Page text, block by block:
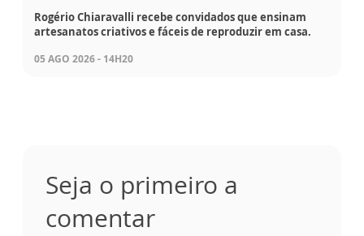
Rogério Chiaravalli recebe convidados que ensinam
artesanatos criativos e fáceis de reproduzir em casa.
05 AGO 2026 - 14H20
Seja o primeiro a
comentar